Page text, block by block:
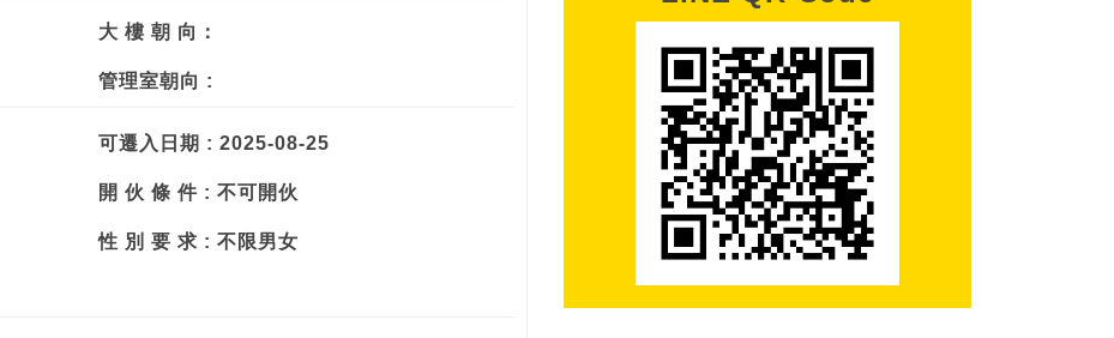
大 樓 朝 向：
管理室朝向 :
可遷入日期 : 2025-08-25
開 伙 條 件 : 不可開伙
性 別 要 求 : 不限男女